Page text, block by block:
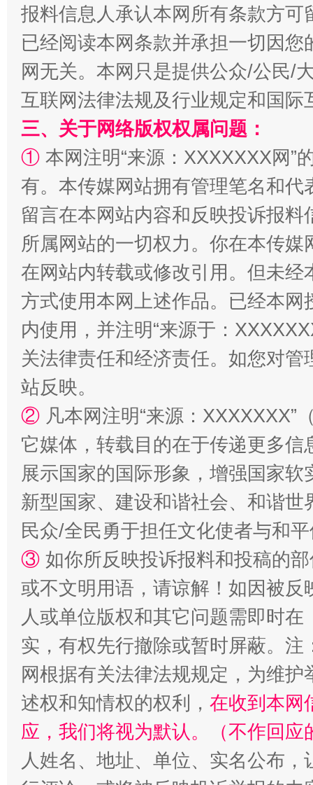
站台名比不上好声名
漫山遍野的桃花与雪山、麦地、白藏房
招工难、用工荒背后
报料信息人承认本网所有条款方
已经阅读本网条款并承担一切因
网无关。本网只是提供公众/公民/
互联网法律法规及行业规定和国
三、关于网络版权权属问题：
① 本网注明“来源：XXXXXXX网”
有。本传媒网站拥有管理笔名和
留言在本网站内容和反映投诉报
所属网站的一切权力。你在本传
在网站内转载或修改引用。但未
方式使用本网上述作品。已经本
内使用，并注明“来源于：
关法律责任和经济责任。如您对
站反映。
② 凡本网注明“来源：
它媒体，转载目的在于传递更多
展示国家的国际形象，增强国家
新型国家、建设和谐社会、和谐
民众/全民勇于担任文化使者与和
③ 如你所反映投诉报料和投稿的
或不文明用语，请谅解！如因被
人或单位版权和其它问题需即时在
实，有权先行撤除或暂时屏蔽。
网根据有关法律法规规定，为维
述权和知情权的权利， 在收到本网
应，我们将视为默认。（不作回应
人姓名、地址、单位、实名公布